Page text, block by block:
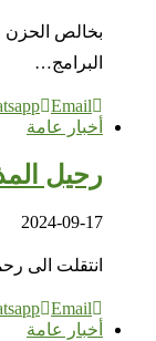
بخالص الحزن
البرامج…
Email
أخبار عامة
رحيل
2024-09-17
انتقلت الى
Email
أخبار عامة